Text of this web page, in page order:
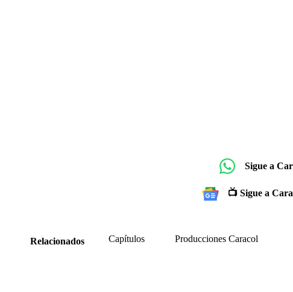
Sigue a
📺 Sigue a
Relacionados Capítulos Producciones Caracol